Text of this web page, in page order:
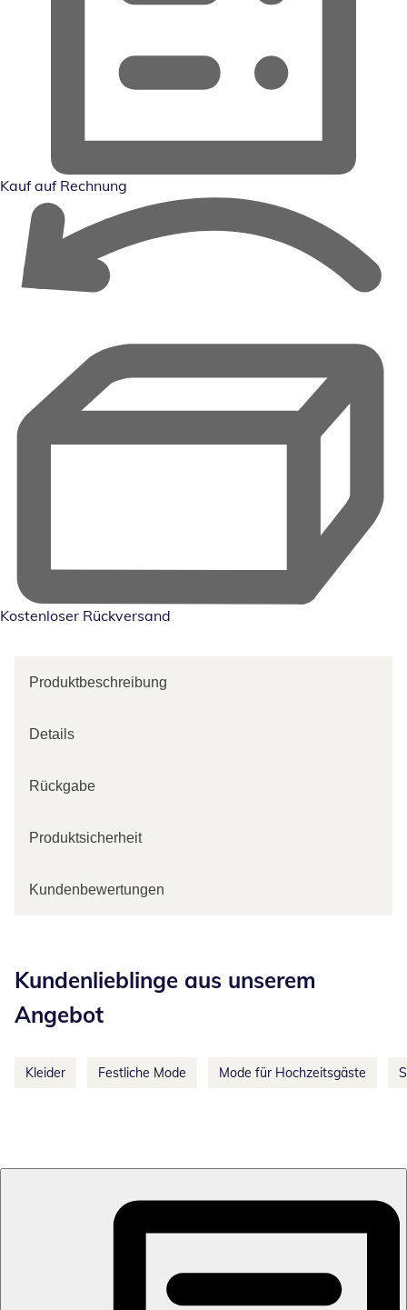
Kauf auf Rechnung
Kostenloser Rückversand
Produktbeschreibung
Details
Rückgabe
Produktsicherheit
Kundenbewertungen
Kundenlieblinge aus unserem
Angebot
Kleider Festliche Mode Mode für Hochzeitsgäste